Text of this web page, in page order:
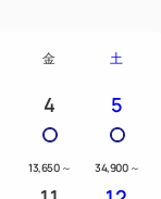
金 土
4
13,650 ～
5
34,900 ～